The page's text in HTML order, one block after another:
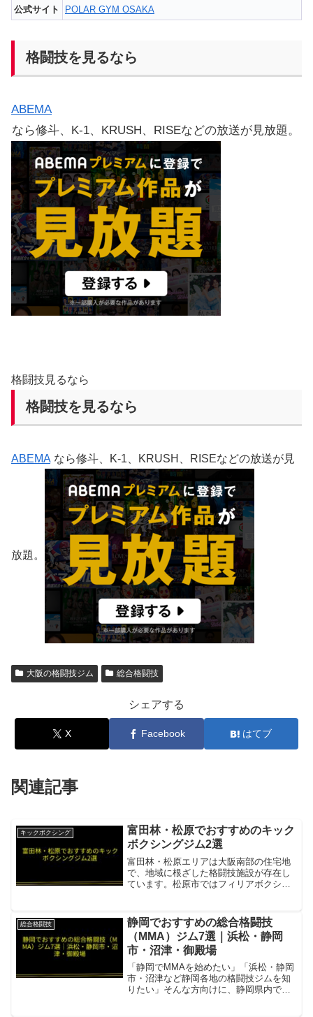
公式サイト POLAR GYM OSAKA
格闘技を見るなら
ABEMA
なら修斗、K-1、KRUSH、RISEなどの放送が見放題。
格闘技見るなら
格闘技を見るなら
ABEMA なら修斗、K-1、KRUSH、RISEなどの放送が見
放題。
大阪の格闘技ジム 総合格闘技
シェアする
X Facebook はてブ
関連記事
キックボクシング
富田林・松原でおすすめのキック
ボクシングジム2選
富田林・松原エリアは大阪南部の住宅地
で、地域に根ざした格闘技施設が存在し
ています。松原市ではフィリアボクシン
ィリアボクシングジム松原天美近鉄河内
天美駅徒歩8分項目内...
総合格闘技
静岡でおすすめの総合格闘技
（MMA）ジム7選｜浜松・静岡
市・沼津・御殿場
「静岡でMMAを始めたい」「浜松・静岡
市・沼津など静岡各地の格闘技ジムを知
りたい」そんな方向けに、静岡県内で評